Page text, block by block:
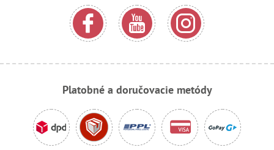
Platobné a doručovacie metódy